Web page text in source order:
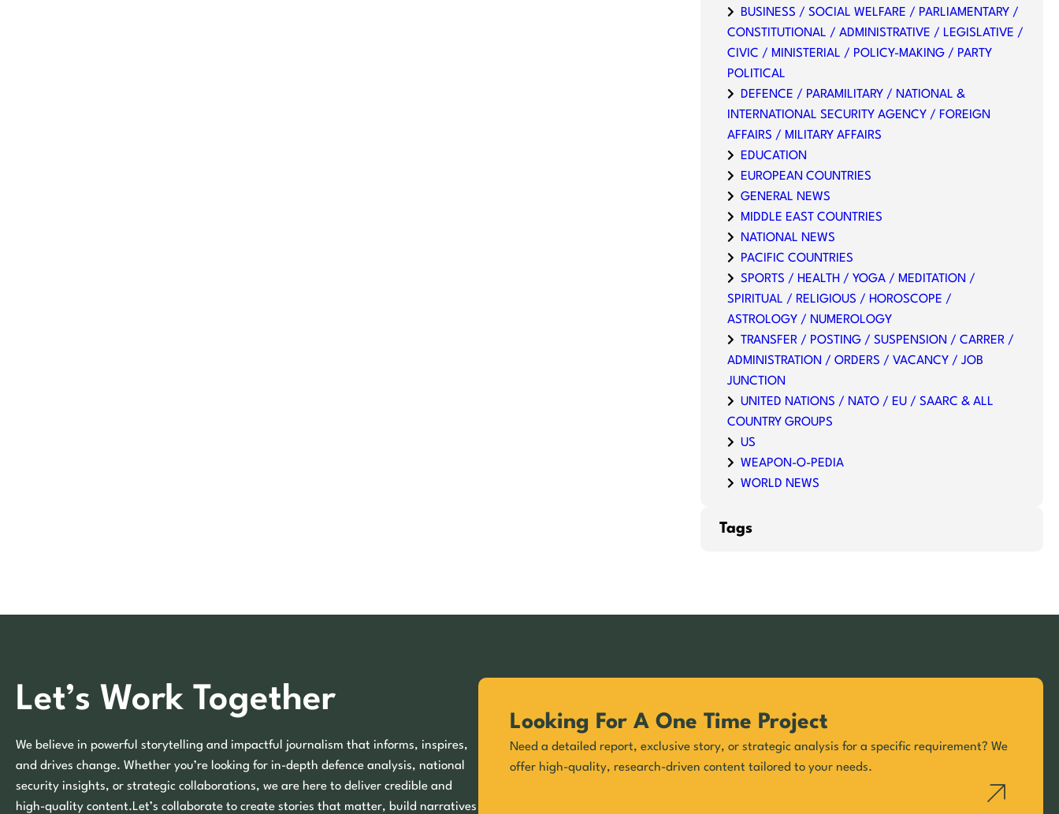
BUSINESS / SOCIAL WELFARE / PARLIAMENTARY /
CONSTITUTIONAL / ADMINISTRATIVE / LEGISLATIVE /
CIVIC / MINISTERIAL / POLICY-MAKING / PARTY
POLITICAL
DEFENCE / PARAMILITARY / NATIONAL &
INTERNATIONAL SECURITY AGENCY / FOREIGN
AFFAIRS / MILITARY AFFAIRS
EDUCATION
EUROPEAN COUNTRIES
GENERAL NEWS
MIDDLE EAST COUNTRIES
NATIONAL NEWS
PACIFIC COUNTRIES
SPORTS / HEALTH / YOGA / MEDITATION /
SPIRITUAL / RELIGIOUS / HOROSCOPE /
ASTROLOGY / NUMEROLOGY
TRANSFER / POSTING / SUSPENSION / CARRER /
ADMINISTRATION / ORDERS / VACANCY / JOB
JUNCTION
UNITED NATIONS / NATO / EU / SAARC & ALL
COUNTRY GROUPS
US
WEAPON-O-PEDIA
WORLD NEWS
Tags
Let’s Work Together
We believe in powerful storytelling and impactful journalism that informs, inspires,
and drives change. Whether you’re looking for in-depth defence analysis, national
security insights, or strategic collaborations, we are here to deliver credible and
high-quality content.Let’s collaborate to create stories that matter, build narratives
Looking For A One Time Project
Need a detailed report, exclusive story, or strategic analysis for a specific requirement? We
offer high-quality, research-driven content tailored to your needs.